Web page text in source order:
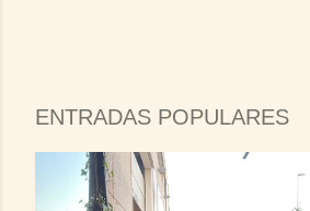
ENTRADAS POPULARES